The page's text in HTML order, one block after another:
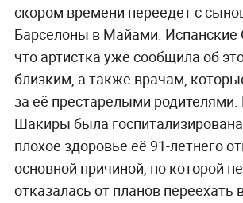
скором времени переедет с
Барселоны в Майами.
что артистка уже сообщила об
близким, а также врачам,
за её престарелыми
Шакиры была
плохое здоровье её 91-летнего
основной причиной, по которой
отказалась от планов